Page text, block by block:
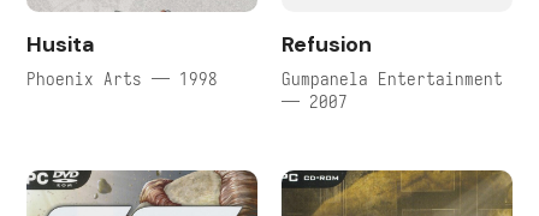
Husita
Phoenix Arts — 1998
Refusion
Gumpanela Entertainment
— 2007